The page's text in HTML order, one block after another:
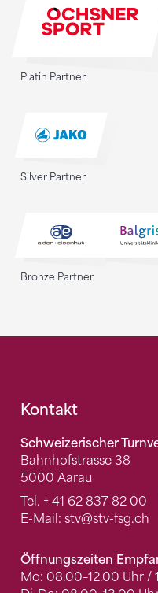
Platin Partner
Silver Partner
Bronze Partner
Fusszeile
Kontakt
Schweizerischer
Bahnhofstrasse 38
5000 Aarau
Tel. + 41 62 837 82 00
E-Mail: stv@stv-fsg.ch
Öffnungszeiten
Mo: 08.00–12.00 Uhr /